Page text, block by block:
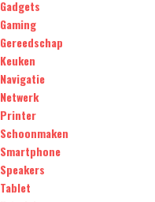
Gadgets
Gaming
Gereedschap
Keuken
Navigatie
Netwerk
Printer
Schoonmaken
Smartphone
Speakers
Tablet